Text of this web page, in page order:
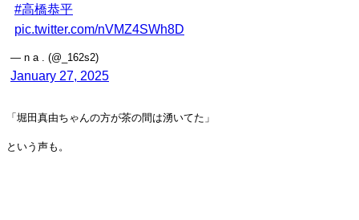
#高橋恭平
pic.twitter.com/nVMZ4SWh8D
— n a . (@_162s2)
January 27, 2025
「堀田真由ちゃんの方が茶の間は湧いてた」
という声も。